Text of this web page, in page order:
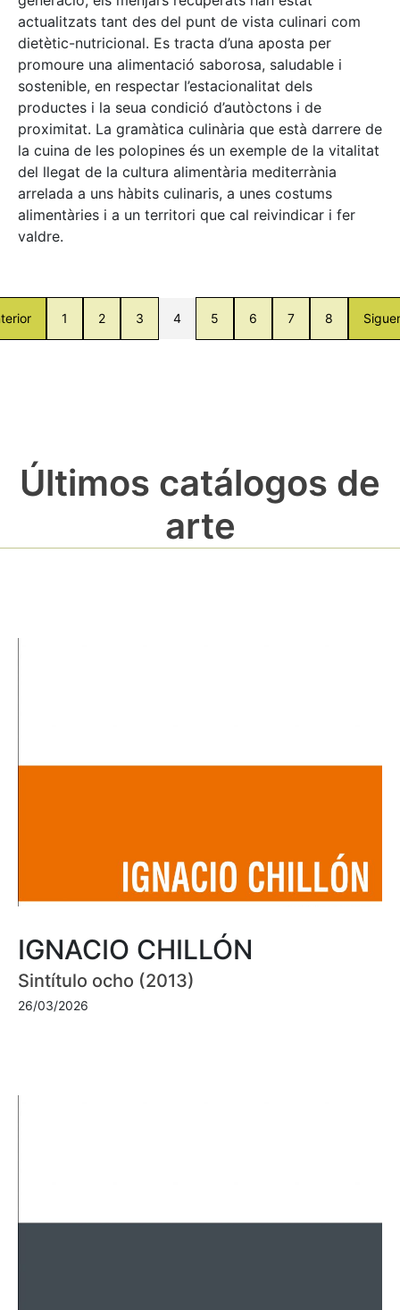
actualitzats tant des del punt de vista culinari com
dietètic-nutricional. Es tracta d’una aposta per
promoure una alimentació saborosa, saludable i
sostenible, en respectar l’estacionalitat dels
productes i la seua condició d’autòctons i de
proximitat. La gramàtica culinària que està darrere de
la cuina de les polopines és un exemple de la vitalitat
del llegat de la cultura alimentària mediterrània
arrelada a uns hàbits culinaris, a unes costums
alimentàries i a un territori que cal reivindicar i fer
valdre.
1 2 3 4 5 6 7 8
Últimos catálogos de
arte
IGNACIO CHILLÓN
Sintítulo ocho (2013)
26/03/2026